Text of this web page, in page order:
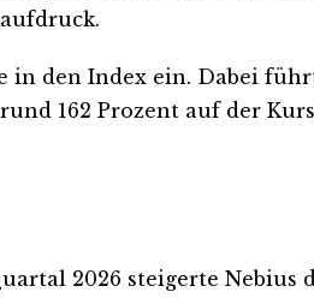
in den Index ein. Dabei
162 Prozent auf der
2026 steigerte Nebius